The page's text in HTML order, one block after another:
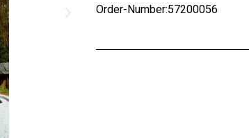
Order-Number:57200056